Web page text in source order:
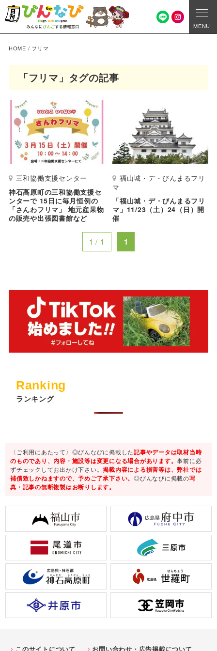
MENU
HOME / フリマ
「フリマ」タグの記事
三和協働支援センター
神石高原町の三和協働支援セ
ンターで 15日に毎月恒例の
「さんわフリマ」 地元産果物
の販売や出張図書館など
福山城・デ・びんまるフリ
マ
「福山城・デ・びんまるフリ
マ」11/23（土）24（日）開
催
1 / 1 1
Ranking
ランキング
〈ご利用にあたって〉◎びんなびに掲載した記事やデータは取材当時
のものであり、内容・施設等は変更になる場合があります。事前に必
ずチェックしてお出かけ下さい。掲載内容による損害等は、弊社では
補償致しかねますので、予めご了承下さい。◎びんなびに掲載の写
真・記事の無断複製はお断りします。
このサイトについて お問い合わせ・広告掲載について